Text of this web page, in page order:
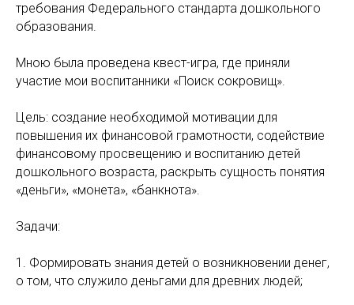
требования Федерального стандарта дошкольного
образования.
Мною была проведена квест-игра, где приняли
участие мои воспитанники «Поиск сокровищ».
Цель: создание необходимой мотивации для
повышения их финансовой грамотности, содействие
финансовому просвещению и воспитанию детей
дошкольного возраста, раскрыть сущность понятия
«деньги», «монета», «банкнота».
Задачи:
1. Формировать знания детей о возникновении денег,
о том, что служило деньгами для древних людей;